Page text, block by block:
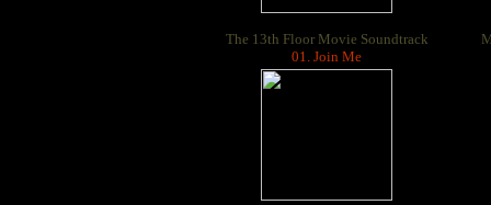
The 13th Floor Movie Soundtrack
01. Join Me